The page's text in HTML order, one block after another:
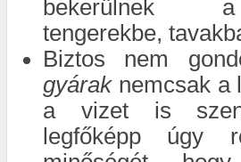
bekerülnek
tengerekbe,
Biztos nem
gyáraknemcsak a
a vizet is
legfőképp úgy